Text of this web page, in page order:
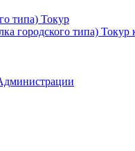
типа) Токур
городского типа) Токур